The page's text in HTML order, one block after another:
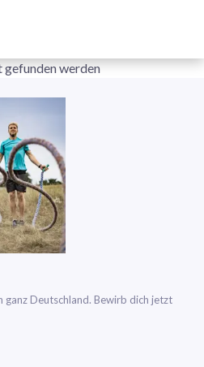
gefunden werden
ganz Deutschland. Bewirb dich jetzt